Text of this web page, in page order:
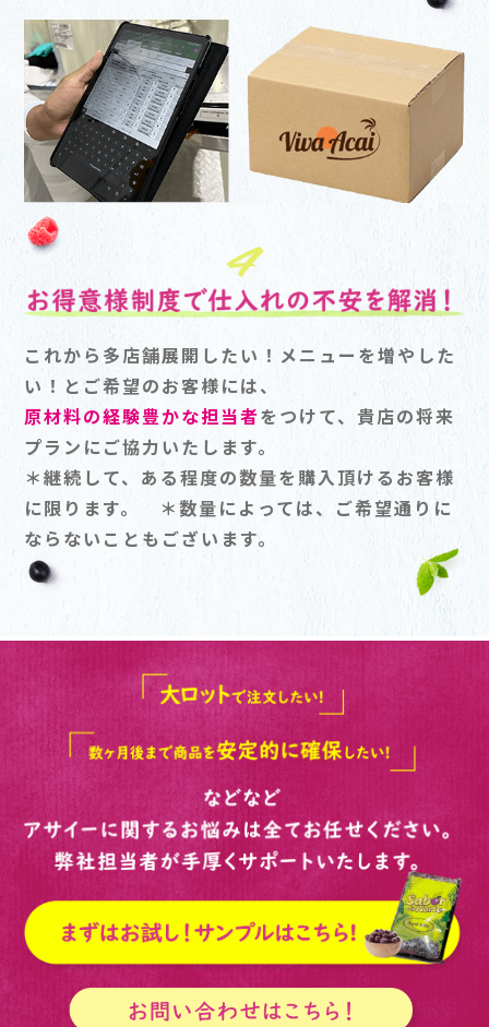
これから多店舗展開したい！メニューを増やした
い！とご希望のお客様には、
原材料の経験豊かな担当者をつけて、貴店の将来
プランにご協力いたします。
＊継続して、ある程度の数量を購入頂けるお客様
に限ります。 ＊数量によっては、ご希望通りに
ならないこともございます。